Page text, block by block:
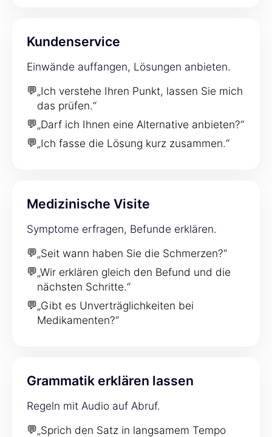
Kundenservice
Einwände auffangen, Lösungen anbieten.
💬„Ich verstehe Ihren Punkt, lassen Sie mich
das prüfen.“
💬„Darf ich Ihnen eine Alternative anbieten?“
💬„Ich fasse die Lösung kurz zusammen.“
Medizinische Visite
Symptome erfragen, Befunde erklären.
💬„Seit wann haben Sie die Schmerzen?“
💬„Wir erklären gleich den Befund und die
nächsten Schritte.“
💬„Gibt es Unverträglichkeiten bei
Medikamenten?“
Grammatik erklären lassen
Regeln mit Audio auf Abruf.
💬„Sprich den Satz in langsamem Tempo